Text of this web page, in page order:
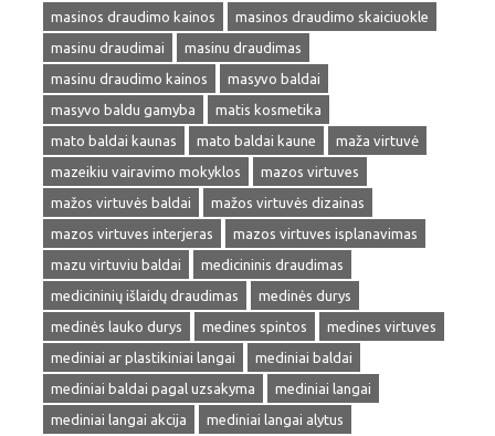
masinos draudimo kainos
masinos draudimo skaiciuokle
masinu draudimai
masinu draudimas
masinu draudimo kainos
masyvo baldai
masyvo baldu gamyba
matis kosmetika
mato baldai kaunas
mato baldai kaune
maža virtuvė
mazeikiu vairavimo mokyklos
mazos virtuves
mažos virtuvės baldai
mažos virtuvės dizainas
mazos virtuves interjeras
mazos virtuves isplanavimas
mazu virtuviu baldai
medicininis draudimas
medicininių išlaidų draudimas
medinės durys
medinės lauko durys
medines spintos
medines virtuves
mediniai ar plastikiniai langai
mediniai baldai
mediniai baldai pagal uzsakyma
mediniai langai
mediniai langai akcija
mediniai langai alytus